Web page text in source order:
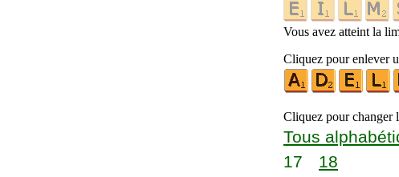
Vous avez atteint la
Cliquez pour enlever
Cliquez pour changer
Tous
17
18